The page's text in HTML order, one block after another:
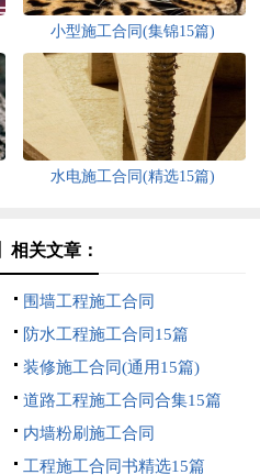
小型施工合同(集锦15篇)
水电施工合同(精选15篇)
相关文章：
围墙工程施工合同
防水工程施工合同15篇
装修施工合同(通用15篇)
道路工程施工合同合集15篇
内墙粉刷施工合同
工程施工合同书精选15篇